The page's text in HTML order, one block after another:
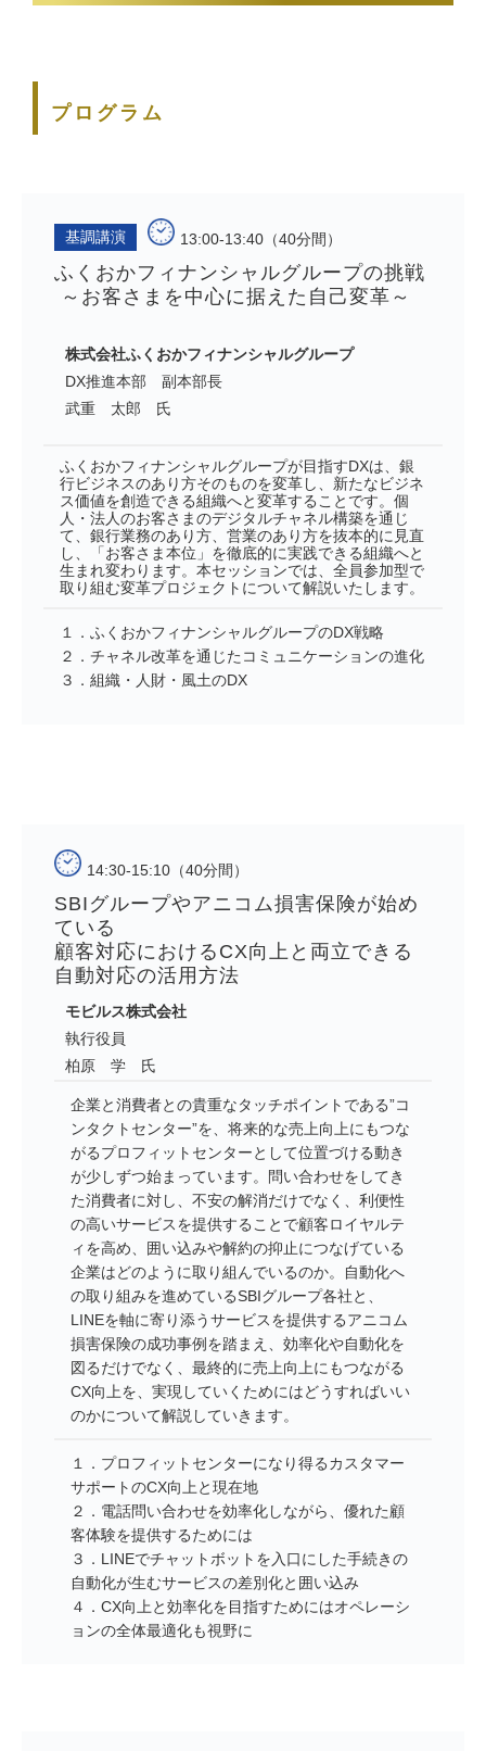
プログラム
基調講演 13:00-13:40（40分間）
ふくおかフィナンシャルグループの挑戦
～お客さまを中心に据えた自己変革～
株式会社ふくおかフィナンシャルグループ
DX推進本部 副本部長
武重 太郎 氏
ふくおかフィナンシャルグループが目指すDXは、銀
行ビジネスのあり方そのものを変革し、新たなビジネ
ス価値を創造できる組織へと変革することです。個
人・法人のお客さまのデジタルチャネル構築を通じ
て、銀行業務のあり方、営業のあり方を抜本的に見直
し、「お客さま本位」を徹底的に実践できる組織へと
生まれ変わります。本セッションでは、全員参加型で
取り組む変革プロジェクトについて解説いたします。
１．ふくおかフィナンシャルグループのDX戦略
２．チャネル改革を通じたコミュニケーションの進化
３．組織・人財・風土のDX
14:30-15:10（40分間）
SBIグループやアニコム損害保険が始め
ている
顧客対応におけるCX向上と両立できる
自動対応の活用方法
モビルス株式会社
執行役員
柏原 学 氏
企業と消費者との貴重なタッチポイントである”コ
ンタクトセンター”を、将来的な売上向上にもつな
がるプロフィットセンターとして位置づける動き
が少しずつ始まっています。問い合わせをしてき
た消費者に対し、不安の解消だけでなく、利便性
の高いサービスを提供することで顧客ロイヤルテ
ィを高め、囲い込みや解約の抑止につなげている
企業はどのように取り組んでいるのか。自動化へ
の取り組みを進めているSBIグループ各社と、
LINEを軸に寄り添うサービスを提供するアニコム
損害保険の成功事例を踏まえ、効率化や自動化を
図るだけでなく、最終的に売上向上にもつながる
CX向上を、実現していくためにはどうすればいい
のかについて解説していきます。
１．プロフィットセンターになり得るカスタマー
サポートのCX向上と現在地
２．電話問い合わせを効率化しながら、優れた顧
客体験を提供するためには
３．LINEでチャットボットを入口にした手続きの
自動化が生むサービスの差別化と囲い込み
４．CX向上と効率化を目指すためにはオペレーシ
ョンの全体最適化も視野に